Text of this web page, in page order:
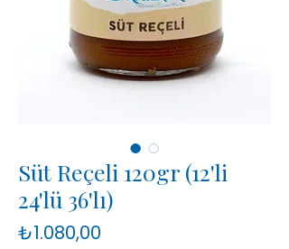
Süt Reçeli 120gr (12'li
24'lü 36'lı)
₺1.080,00